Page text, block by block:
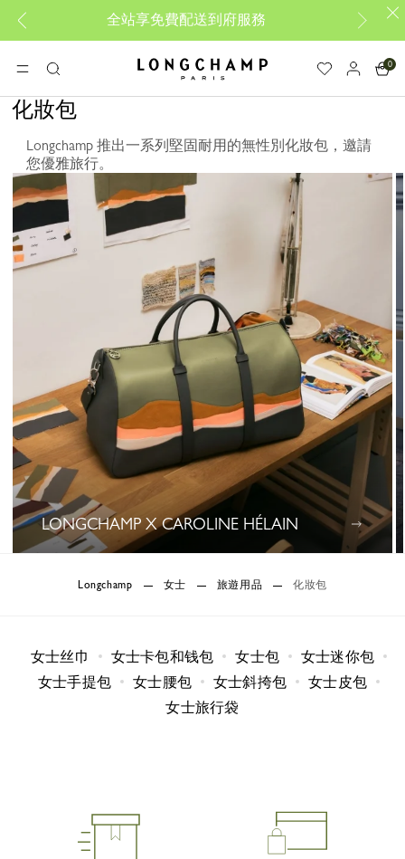
全站享免費配送到府服務
選單
搜
尋
Longchamp - Home
0
化妝包
Longchamp 推出一系列堅固耐用的無性別化妝包，邀請
您優雅旅行。
LONGCHAMP X CAROLINE HÉLAIN
Longchamp 女士 旅遊用品 化妝包
女士丝巾 女士卡包和钱包 女士包
女士迷你包
女士手提包
女士腰包 女士斜挎包
女士皮包
女士旅行袋